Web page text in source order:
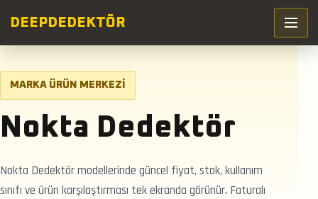
DEEP DEDEKTÖR
MARKA ÜRÜN MERKEZI
Nokta Dedektör
Nokta Dedektör modellerinde güncel fiyat, stok, kullanım
sınıfı ve ürün karşılaştırması tek ekranda görünür. Faturalı